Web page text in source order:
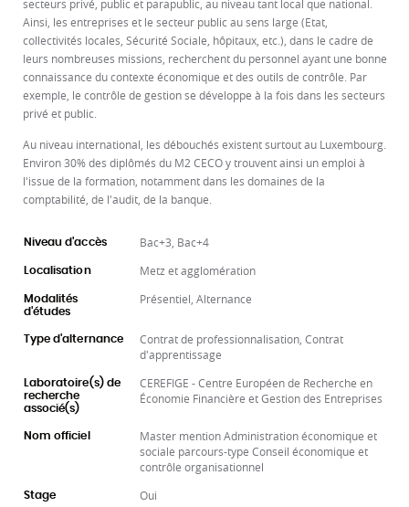
secteurs privé, public et parapublic, au niveau tant local que national.
Ainsi, les entreprises et le secteur public au sens large (Etat,
collectivités locales, Sécurité Sociale, hôpitaux, etc.), dans le cadre de
leurs nombreuses missions, recherchent du personnel ayant une bonne
connaissance du contexte économique et des outils de contrôle. Par
exemple, le contrôle de gestion se développe à la fois dans les secteurs
privé et public.
Au niveau international, les débouchés existent surtout au Luxembourg.
Environ 30% des diplômés du M2 CECO y trouvent ainsi un emploi à
l'issue de la formation, notamment dans les domaines de la
comptabilité, de l'audit, de la banque.
Niveau d'accès Bac+3, Bac+4
Localisation Metz et agglomération
Modalités
d'études
Présentiel, Alternance
Type d'alternance
Contrat de professionnalisation, Contrat
d'apprentissage
Laboratoire(s) de
recherche
associé(s)
CEREFIGE - Centre Européen de Recherche en
Économie Financière et Gestion des Entreprises
Nom officiel
Master mention Administration économique et
sociale parcours-type Conseil économique et
contrôle organisationnel
Stage Oui